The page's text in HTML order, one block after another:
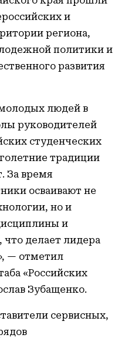
и
региона,
политики и
развития
людей в
руководителей
студенческих
традиции
За время
осваивают не
но и
и
что делает лидера
— отметил
«Российских
Зубащенко.
сервисных,